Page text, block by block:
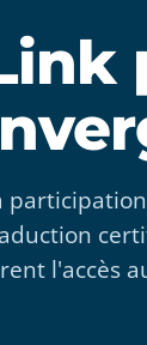
l'accès